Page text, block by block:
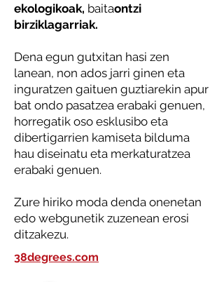
ekologikoak, baitaontzi
birziklagarriak.
Dena egun gutxitan hasi zen
lanean, non ados jarri ginen eta
inguratzen gaituen guztiarekin apur
bat ondo pasatzea erabaki genuen,
horregatik oso esklusibo eta
dibertigarrien kamiseta bilduma
hau diseinatu eta merkaturatzea
erabaki genuen.
Zure hiriko moda denda onenetan
edo webgunetik zuzenean erosi
ditzakezu.
38degrees.com